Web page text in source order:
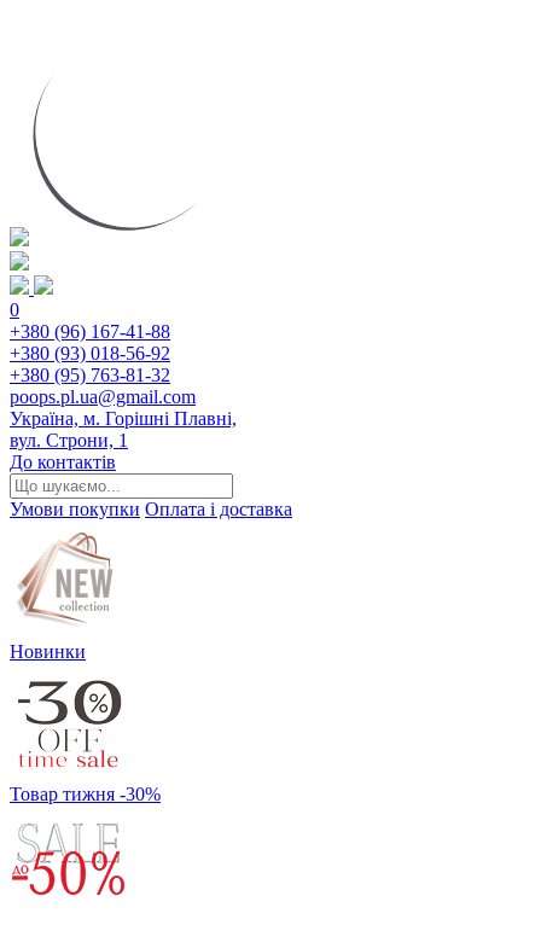
0
+380 (96) 167-41-88
+380 (93) 018-56-92
+380 (95) 763-81-32
poops.pl.ua@gmail.com
Україна, м. Горішні Плавні,
вул. Строни, 1
До контактів
Умови покупки Оплата і доставка
Новинки
Товар тижня -30%